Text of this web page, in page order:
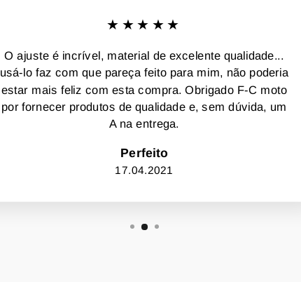
★★★★★
O ajuste é incrível, material de excelente qualidade...
usá-lo faz com que pareça feito para mim, não poderia
estar mais feliz com esta compra. Obrigado F-C moto
por fornecer produtos de qualidade e, sem dúvida, um
A na entrega.
Perfeito
17.04.2021